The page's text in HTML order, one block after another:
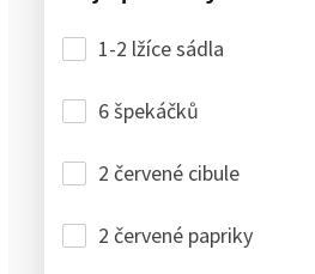
1-2 lžíce sádla
6 špekáčků
2 červené cibule
2 červené papriky